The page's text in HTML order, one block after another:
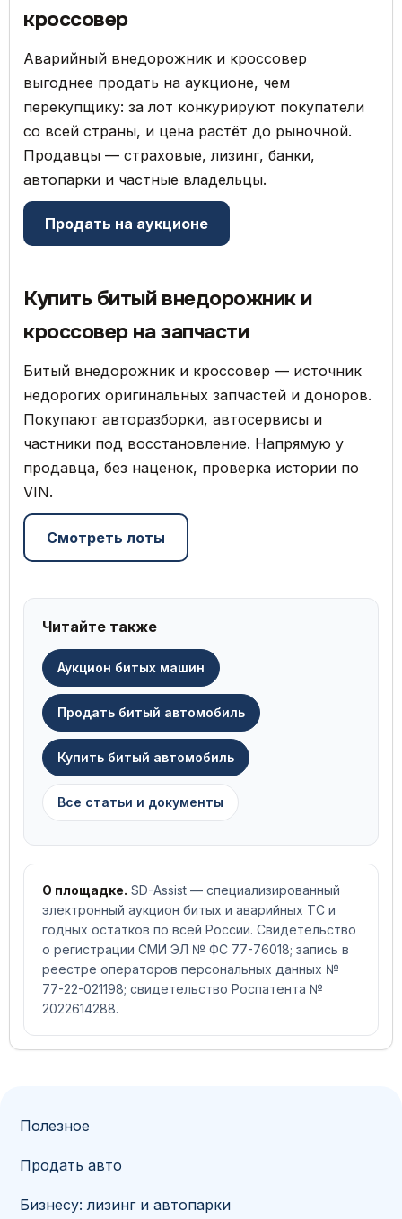
кроссовер
Аварийный внедорожник и кроссовер
выгоднее продать на аукционе, чем
перекупщику: за лот конкурируют покупатели
со всей страны, и цена растёт до рыночной.
Продавцы — страховые, лизинг, банки,
автопарки и частные владельцы.
Продать на аукционе
Купить битый внедорожник и
кроссовер на запчасти
Битый внедорожник и кроссовер — источник
недорогих оригинальных запчастей и доноров.
Покупают авторазборки, автосервисы и
частники под восстановление. Напрямую у
продавца, без наценок, проверка истории по
VIN.
Смотреть лоты
Читайте также
Аукцион битых машин
Продать битый автомобиль
Купить битый автомобиль
Все статьи и документы
О площадке. SD-Assist — специализированный
электронный аукцион битых и аварийных ТС и
годных остатков по всей России. Свидетельство
о регистрации СМИ ЭЛ № ФС 77-76018; запись в
реестре операторов персональных данных №
77-22-021198; свидетельство Роспатента №
2022614288.
Полезное
Продать авто
Бизнесу: лизинг и автопарки